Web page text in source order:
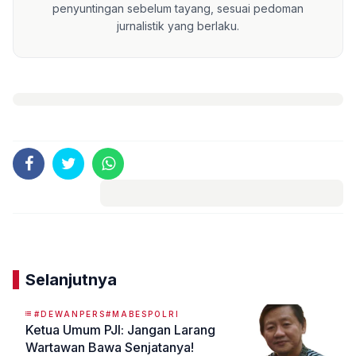
penyuntingan sebelum tayang, sesuai pedoman
jurnalistik yang berlaku.
Selanjutnya
#DEWANPERS#MABESPOLRI
Ketua Umum PJI: Jangan Larang
Wartawan Bawa Senjatanya!